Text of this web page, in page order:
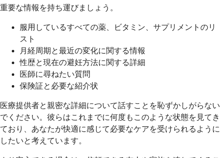
重要な情報を持ち運びましょう。
服用しているすべての薬、ビタミン、サプリメントのリ
スト
月経周期と最近の変化に関する情報
性歴と現在の避妊方法に関する詳細
医師に尋ねたい質問
保険証と必要な紹介状
医療提供者と親密な詳細について話すことを恥ずかしがらない
でください。彼らはこれまでに何度もこのような状態を見てき
ており、あなたが快適に感じて必要なケアを受けられるように
したいと考えています。